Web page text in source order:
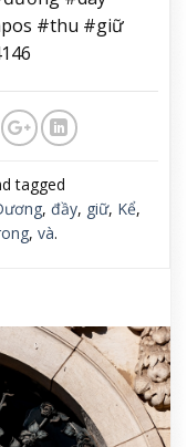
#thu #giữ
tagged
, đầy, giữ, Kể,
, và.